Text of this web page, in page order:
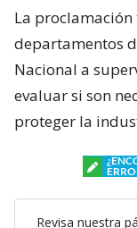
La
departamentos
Nacional a
evaluar si son
proteger la
Revisa nuestra